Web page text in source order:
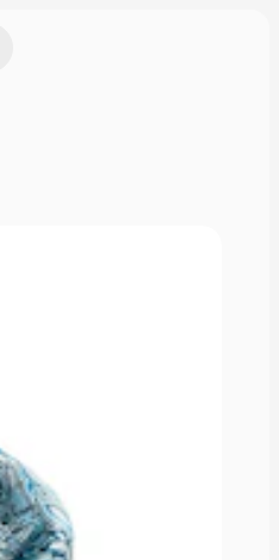
suchen